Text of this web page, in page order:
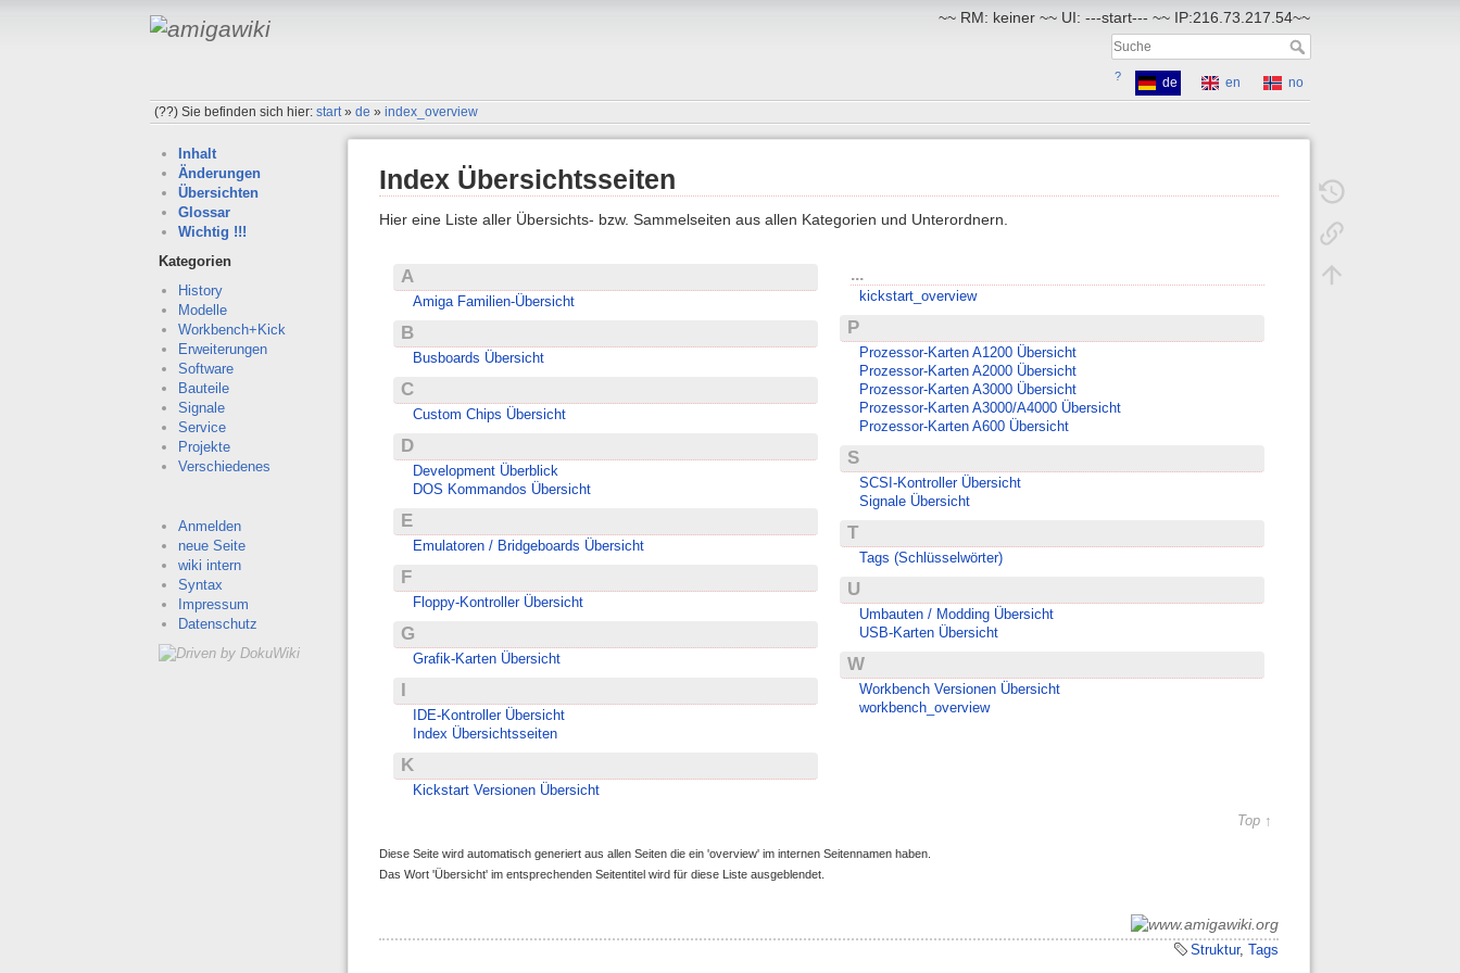
~~ RM: keiner ~~ UI: ---start--- ~~ IP:216.73.217.54~~
? de en
no
(??)Sie befinden sich hier:start»de »index_overview
Inhalt
Änderungen
Übersichten
Glossar
Wichtig !!!
Kategorien
History
Modelle
Workbench+Kick
Erweiterungen
Software
Bauteile
Signale
Service
Projekte
Verschiedenes
Anmelden
neue Seite
wiki intern
Syntax
Impressum
Datenschutz
Index Übersichtsseiten
Hier eine Liste aller Übersichts- bzw. Sammelseiten aus allen Kategorien und Unterordnern.
A
Amiga Familien-Übersicht
B
Busboards Übersicht
C
Custom Chips Übersicht
D
Development Überblick
DOS Kommandos Übersicht
E
Emulatoren / Bridgeboards Übersicht
F
Floppy-Kontroller Übersicht
G
Grafik-Karten Übersicht
I
IDE-Kontroller Übersicht
Index Übersichtsseiten
K
Kickstart Versionen Übersicht
...
kickstart_overview
P
Prozessor-Karten A1200 Übersicht
Prozessor-Karten A2000 Übersicht
Prozessor-Karten A3000 Übersicht
Prozessor-Karten A3000/A4000 Übersicht
Prozessor-Karten A600 Übersicht
S
SCSI-Kontroller Übersicht
Signale Übersicht
T
Tags (Schlüsselwörter)
U
Umbauten / Modding Übersicht
USB-Karten Übersicht
W
Workbench Versionen Übersicht
workbench_overview
Top ↑
Diese Seite wird automatisch generiert aus allen Seiten die ein 'overview' im internen Seitennamen haben.
Das Wort 'Übersicht' im entsprechenden Seitentitel wird für diese Liste ausgeblendet.
Struktur, Tags